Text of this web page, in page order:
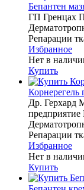
Бепантен
ГП Гренцах
Репарации
Избранное
Нет в
Купить
Корнерегель
Др. Герхард
Репарации
Избранное
Нет в
Купить